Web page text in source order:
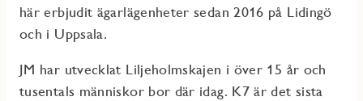
här erbjudit ägarlägenheter sedan 2016 på Lidingö
och i Uppsala.
JM har utvecklat Liljeholmskajen i över 15 år och
tusentals människor bor där idag. K7 är det sista